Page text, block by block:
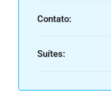
Contato:
Suítes: